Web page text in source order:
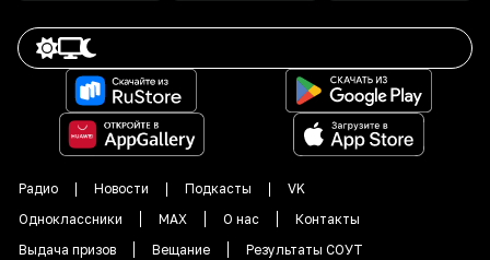
Радио Новости Подкасты
VK
Одноклассники
MAX О нас
Контакты
Выдача призов
Вещание Результаты СОУТ